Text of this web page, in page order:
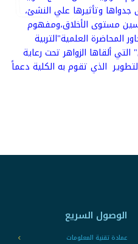
وتأثيرها علي النشئ،
مستوى الأخلاق،ومفهوم
المحاضرة العلمية"التربية
ألقاها الزواهر تحت رعاية
الذي تقوم به الكلية دعماً
الوصول السريع
عمادة تقنية المعلومات